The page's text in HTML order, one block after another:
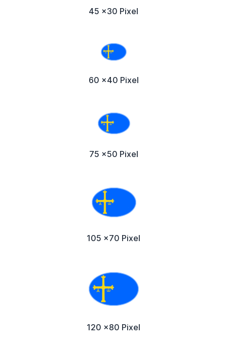
45 x30 Pixel
60 x40 Pixel
75 x50 Pixel
105 x70 Pixel
120 x80 Pixel